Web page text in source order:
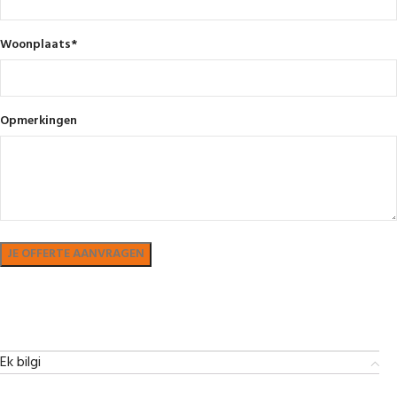
Woonplaats*
Opmerkingen
Ek bilgi